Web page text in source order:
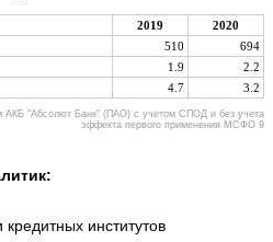
2019
2020
510
694
1.9
2.2
4.7 3.2
АКБ "Абсолют Банк" (ПАО) с учетом СПОД и без учета
эффекта первого применения МСФО 9
институтов